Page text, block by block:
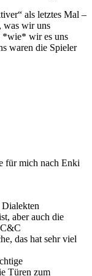
als letztes Mal –
was wir uns
*wie* wir es uns
waren die Spieler
für mich nach Enki
aber auch die
das hat sehr viel
Türen zum